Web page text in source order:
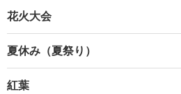
花火大会
夏休み（夏祭り）
紅葉